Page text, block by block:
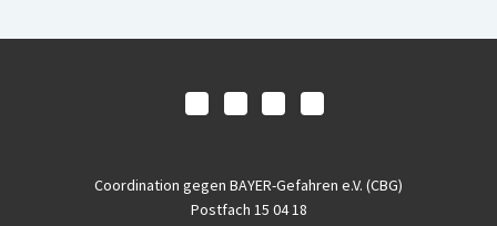
Coordination gegen BAYER-Gefahren e.V. (CBG)
Postfach 15 04 18